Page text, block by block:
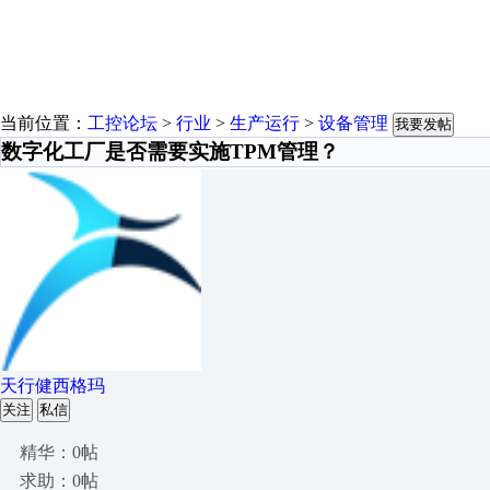
当前位置： 工控论坛 > 行业 > 生产运行 > 设备管理 我要发帖
数字化工厂是否需要实施TPM管理？
天行健西格玛
关注 私信
精华：0帖
求助：0帖